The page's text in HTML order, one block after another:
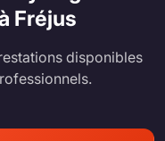
Fréjus
disponibles